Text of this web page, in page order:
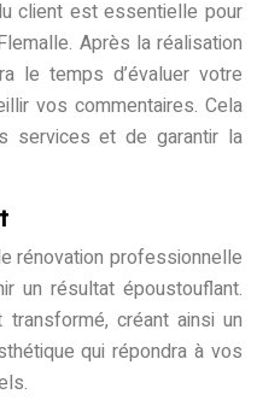
client est essentielle pour
Après la réalisation
le temps d’évaluer votre
vos commentaires. Cela
services et de garantir la
rénovation professionnelle
un résultat époustouflant.
créant ainsi un
qui répondra à vos